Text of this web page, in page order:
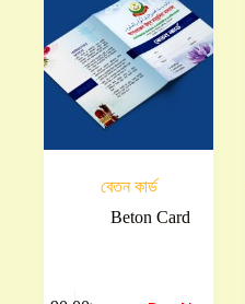
বেতন কার্ড
Beton Card